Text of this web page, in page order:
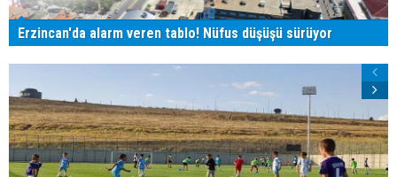
Erzincan'da alarm veren tablo! Nüfus düşüşü sürüyor